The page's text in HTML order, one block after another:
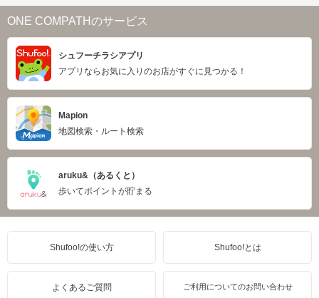
ONE COMPATHのサービス
シュフーチラシアプリ
アプリならお気に入りのお店がすぐに見つかる！
Mapion
地図検索・ルート検索
aruku&（あるくと）
歩いてポイントが貯まる
Shufoo!の使い方 Shufoo!とは
よくあるご質問 ご利用についてのお問い合わせ